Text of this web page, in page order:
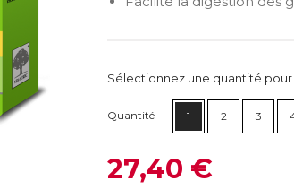
Sélectionnez une quantité
Quantité 1 2 3
27,40 €